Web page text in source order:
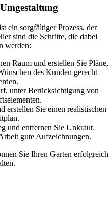
ein sorgfältiger Prozess, der
sind die Schritte, die dabei
werden:
Raum und erstellen Sie Pläne,
des Kunden gerecht
unter Berücksichtigung von
erstellen Sie einen realistischen
und entfernen Sie Unkraut.
gute Aufzeichnungen.
Sie Ihren Garten erfolgreich